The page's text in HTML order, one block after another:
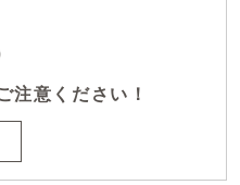
注意ください！